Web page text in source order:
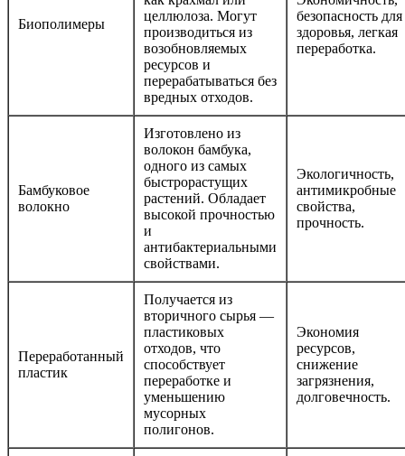
Биополимеры
целлюлоза. Могут
производиться из
возобновляемых
ресурсов и
перерабатываться без
вредных отходов.
безопасность для
здоровья, легкая
переработка.
Бамбуковое
волокно
Изготовлено из
волокон бамбука,
одного из самых
быстрорастущих
растений. Обладает
высокой прочностью
и
антибактериальными
свойствами.
Экологичность,
антимикробные
свойства,
прочность.
Переработанный
пластик
Получается из
вторичного сырья —
пластиковых
отходов, что
способствует
переработке и
уменьшению
мусорных
полигонов.
Экономия
ресурсов,
снижение
загрязнения,
долговечность.